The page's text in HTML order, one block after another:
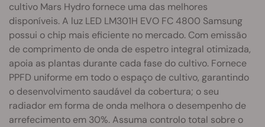
cultivo Mars Hydro fornece uma das melhores
disponíveis. A luz LED LM301H EVO FC 4800 Samsung
possui o chip mais eficiente no mercado. Com emissão
de comprimento de onda de espetro integral otimizada,
apoia as plantas durante cada fase do cultivo. Fornece
PPFD uniforme em todo o espaço de cultivo, garantindo
o desenvolvimento saudável da cobertura; o seu
radiador em forma de onda melhora o desempenho de
arrefecimento em 30%. Assuma controlo total sobre o